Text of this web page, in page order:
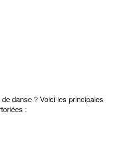
danse ? Voici les principales
: